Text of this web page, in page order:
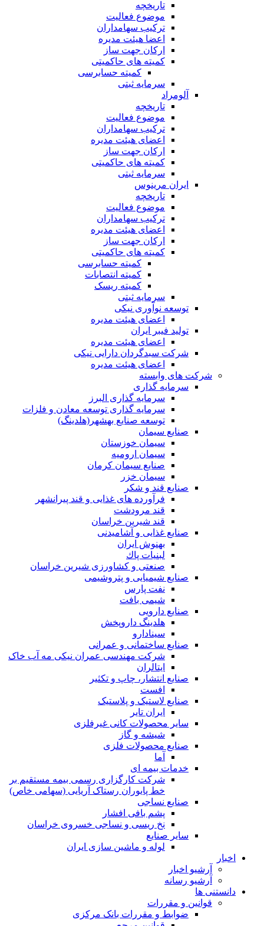
تاریخچه
موضوع فعالیت
ترکیب سهامداران
اعضا هیئت مدیره
ارکان جهت ساز
کمیته های حاکمیتی
کمیته حسابرسی
سرمایه ثبتی
آلومراد
تاریخچه
موضوع فعالیت
ترکیب سهامداران
اعضای هیئت مدیره
ارکان جهت ساز
کمیته های حاکمیتی
سرمایه ثبتی
ایران مرینوس
تاریخچه
موضوع فعالیت
ترکیب سهامداران
اعضای هیئت مدیره
ارکان جهت ساز
کمیته های حاکمیتی
کمیته حسابرسی
کمیته انتصابات
کمیته ریسک
سرمایه ثبتی
توسعه نوآوری نیکی
اعضای هیئت مدیره
تولید فیبر ایران
اعضای هیئت مدیره
شرکت سبدگردان دارایی نیکی
اعضای هیئت مدیره
شرکت های وابسته
سرمایه گذاری
سرمایه گذاری البرز
سرمایه گذاری توسعه معادن و فلزات
توسعه‌ صنایع‌ بهشهر(هلدینگ)
صنایع سیمان
سیمان خوزستان
سیمان ارومیه
صنایع سیمان کرمان
سیمان خزر
صنایع قند و شکر
فرآورده های غذایی و قند پیرانشهر
قند مرودشت
قند شیرین خراسان
صنایع غذايی و آشاميدنی
بهنوش ایران
لبنيات پاك
صنعتی و کشاورزی شیرین خراسان
صنایع شیمیایی و پتروشیمی
نفت پارس
شیمی بافت
صنایع دارویی
هلدینگ داروپخش
سینادارو
صنایع ساختمانی و عمرانی
شرکت مهندسی عمران نیکی مه آب خاک
ایتالران
صنایع انتشار، چاپ و تکثير
افست
صنایع لاستیک و پلاستیک
ایران تایر
ساير محصولات كانی غيرفلزی
شیشه و گاز
صنایع محصولات فلزی
آما
خدمات بیمه ای
شرکت کارگزاری رسمی بیمه مستقیم بر
خط پایوران رستاک آریایی (سهامی خاص)
صنایع نساجی
پشم بافی افشار
نخ ریسی و نساجی خسروی خراسان
سایر صنایع
لوله و ماشین سازی ایران
اخبار
آرشیو اخبار
آرشیو رسانه
دانستنی ها
قوانین و مقررات
ضوابط و مقررات بانک مرکزی